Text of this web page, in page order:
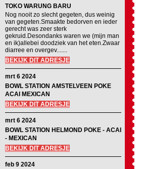
TOKO WARUNG BARU
Nog nooit zo slecht gegeten, dus weinig
van gegeten.Smaakte bedorven en ieder
gerecht was zeer sterk
gekruid.Desondanks waren we (mijn man
en ik)allebei doodziek van het eten.Zwaar
diarree en overgev.......
BEKIJK DIT ADRESJE
mrt 6 2024
BOWL STATION AMSTELVEEN POKE
ACAI MEXICAN
BEKIJK DIT ADRESJE
mrt 6 2024
BOWL STATION HELMOND POKE - ACAI
- MEXICAN
BEKIJK DIT ADRESJE
feb 9 2024